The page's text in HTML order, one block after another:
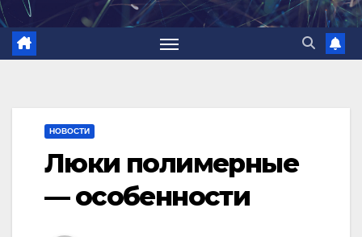
НОВОСТИ
Люки полимерные
— особенности